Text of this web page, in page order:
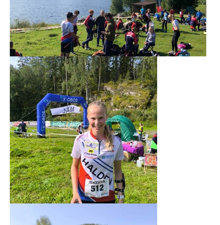
ØSTFOLDSPRINTEN
BYTTEHELGEN
SOMMER-O-SKOLE
HØIÅS NIGHT & DAY CUP
Night&Day 2015/2016
Night & Day 2014/2015
Night & Day 2013/2014
Night & Day 2012/2013
Night & Day 2011/2012
Night & Day 2010/2011
Night 2009/2010
Day 2009/2010